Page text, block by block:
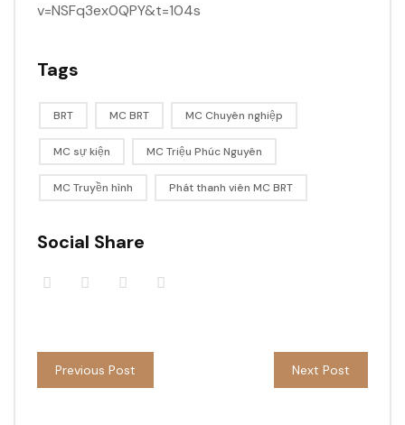
v=NSFq3ex0QPY&t=104s
Tags
BRT MC BRT MC Chuyên nghiệp
MC sự kiện MC Triệu Phúc Nguyên
MC Truyền hình Phát thanh viên MC BRT
Social Share
Previous Post Next Post